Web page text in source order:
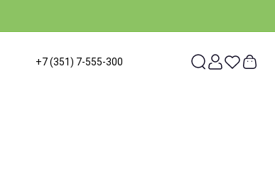
+7 (351) 7-555-300